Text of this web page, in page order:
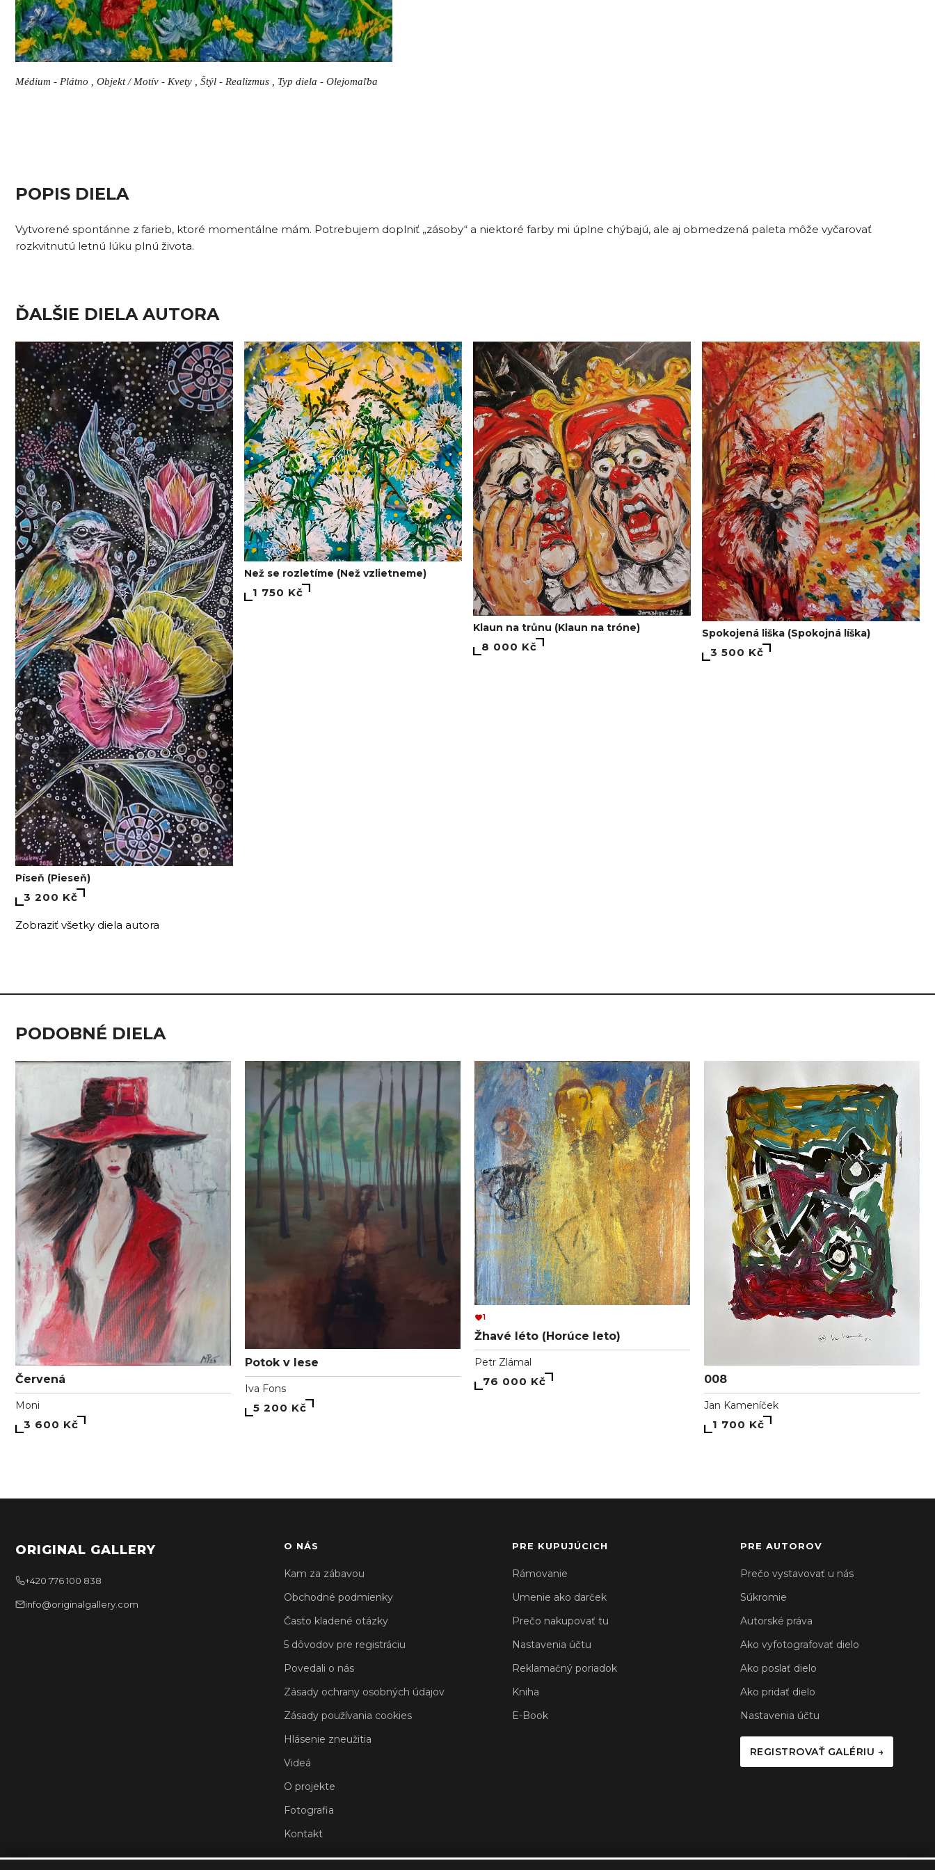
Médium - Plátno , Objekt / Motív - Kvety , Štýl - Realizmus , Typ diela - Olejomaľba
POPIS DIELA
Vytvorené spontánne z farieb, ktoré momentálne mám. Potrebujem doplniť „zásoby“ a niektoré farby mi úplne chýbajú, ale aj obmedzená paleta môže vyčarovať
rozkvitnutú letnú lúku plnú života.
ĎALŠIE DIELA AUTORA
Píseň (Pieseň)
3 200 Kč
Než se rozletíme (Než vzlietneme)
1 750 Kč
Klaun na trůnu (Klaun na tróne)
8 000 Kč
Spokojená liška (Spokojná líška)
3 500 Kč
Zobraziť všetky diela autora
PODOBNÉ DIELA
Červená
Moni
3 600 Kč
Potok v lese
Iva Fons
5 200 Kč
1
Žhavé léto (Horúce leto)
Petr Zlámal
76 000 Kč 008
Jan Kameníček
1 700 Kč
ORIGINAL GALLERY
+420 776 100 838
info@originalgallery.com
O NÁS
Kam za zábavou
Obchodné podmienky
Často kladené otázky
5 dôvodov pre registráciu
Povedali o nás
Zásady ochrany osobných údajov
Zásady používania cookies
Hlásenie zneužitia
Videá
O projekte
Fotografia
Kontakt
PRE KUPUJÚCICH
Rámovanie
Umenie ako darček
Prečo nakupovať tu
Nastavenia účtu
Reklamačný poriadok
Kniha
E-Book
PRE AUTOROV
Prečo vystavovať u nás
Súkromie
Autorské práva
Ako vyfotografovať dielo
Ako poslať dielo
Ako pridať dielo
Nastavenia účtu
REGISTROVAŤ GALÉRIU →